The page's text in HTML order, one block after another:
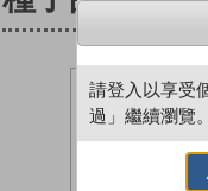
請登入以享受
過」繼續瀏覽。